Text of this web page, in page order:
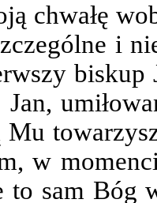
chwałę
i
Jan,
Mu
w
sam Bóg